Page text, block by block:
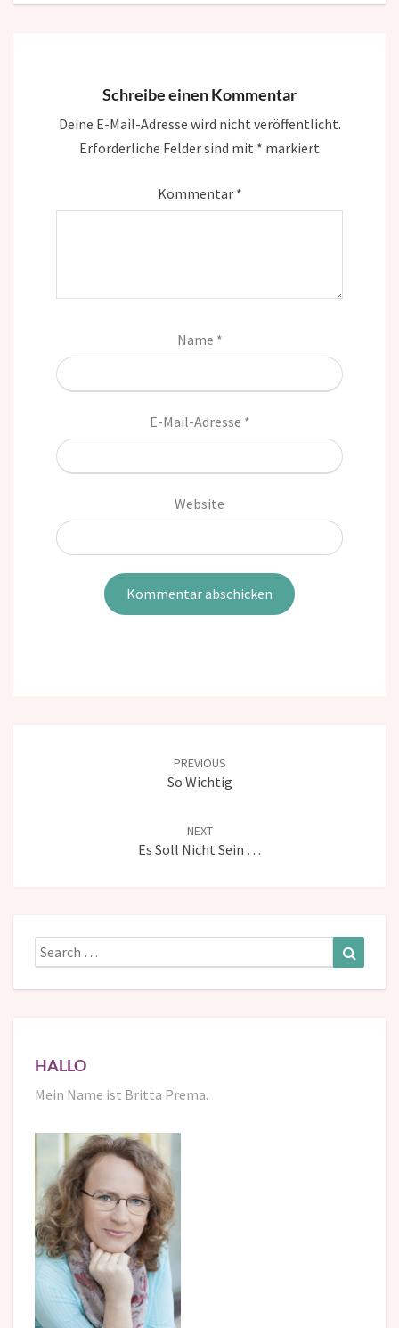
Schreibe einen Kommentar
Deine E-Mail-Adresse wird nicht veröffentlicht.
Erforderliche Felder sind mit * markiert
Kommentar *
Name *
E-Mail-Adresse *
Website
PREVIOUS
So Wichtig
NEXT
Es Soll Nicht Sein …
Search
for:
HALLO
Mein Name ist Britta Prema.